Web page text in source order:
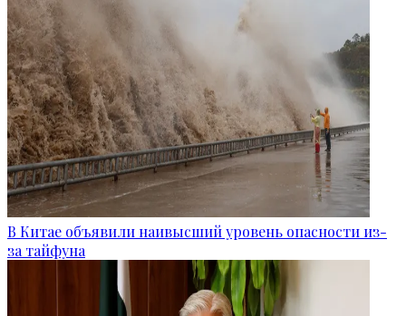
В Китае объявили наивысший уровень опасности из-
за тайфуна